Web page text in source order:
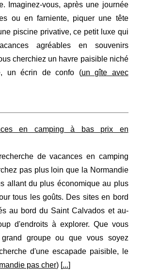
Imaginez-vous, après une journée
ou en farniente, piquer une tête
piscine privative, ce petit luxe qui
agréables en souvenirs
cherchiez un havre paisible niché
un écrin de confo (un gîte avec
en camping à bas prix en
de vacances en camping
pas plus loin que la Normandie
allant du plus économique au plus
tous les goûts. Des sites en bord
au bord du Saint Calvados et au-
d'endroits à explorer. Que vous
groupe ou que vous soyez
d'une escapade paisible, le
pas cher) [...]